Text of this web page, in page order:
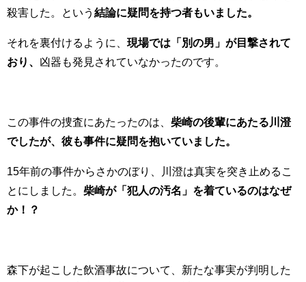
殺害した。という 結論に疑問を持つ者もいました。
それを裏付けるように、 現場では「別の男」が目撃されて
おり、 凶器も発見されていなかったのです。
この事件の捜査にあたったのは、 柴崎の後輩にあたる川澄
でしたが、彼も事件に疑問を抱いていました。
15年前の事件からさかのぼり、川澄は真実を突き止めるこ
とにしました。 柴崎が「犯人の汚名」を着ているのはなぜ
か！？
森下が起こした飲酒事故について、新たな事実が判明した